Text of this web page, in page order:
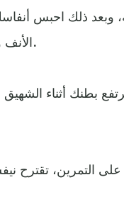
وبعد ذلك احبس
الأنف واحبس أنفاسك مع العد لرقم أربعة في كل مرة.
بطنك أثناء الشهيق
على التمرين،